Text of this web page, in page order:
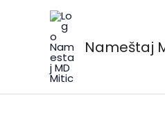
Nameštaj